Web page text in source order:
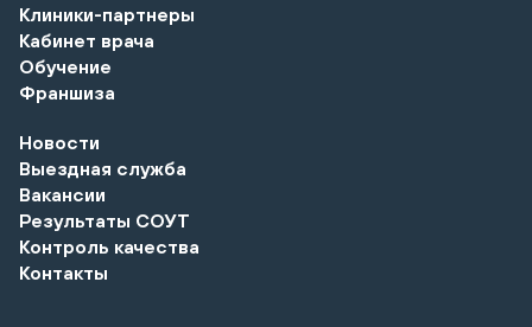
Клиники-партнеры
Кабинет врача
Обучение
Франшиза
Новости
Выездная служба
Вакансии
Результаты СОУТ
Контроль качества
Контакты